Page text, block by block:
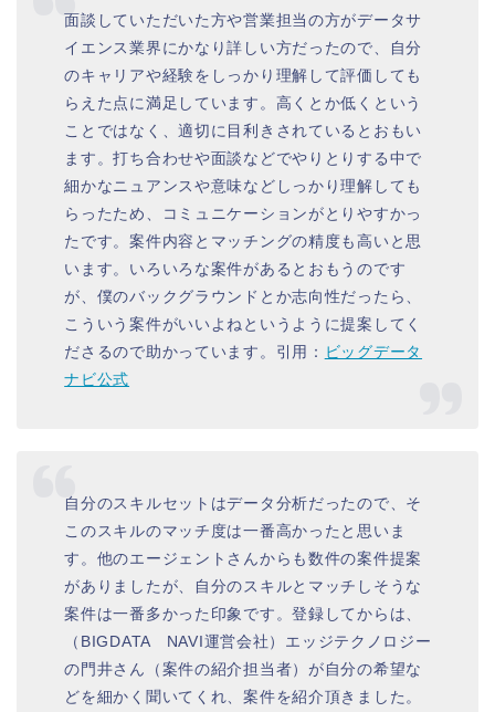
面談していただいた方や営業担当の方がデータサ
イエンス業界にかなり詳しい方だったので、自分
のキャリアや経験をしっかり理解して評価しても
らえた点に満足しています。高くとか低くという
ことではなく、適切に目利きされているとおもい
ます。打ち合わせや面談などでやりとりする中で
細かなニュアンスや意味などしっかり理解しても
らったため、コミュニケーションがとりやすかっ
たです。案件内容とマッチングの精度も高いと思
います。いろいろな案件があるとおもうのです
が、僕のバックグラウンドとか志向性だったら、
こういう案件がいいよねというように提案してく
ださるので助かっています。引用： ビッグデータ
ナビ公式
自分のスキルセットはデータ分析だったので、そ
このスキルのマッチ度は一番高かったと思いま
す。他のエージェントさんからも数件の案件提案
がありましたが、自分のスキルとマッチしそうな
案件は一番多かった印象です。登録してからは、
（BIGDATA NAVI運営会社）エッジテクノロジー
の門井さん（案件の紹介担当者）が自分の希望な
どを細かく聞いてくれ、案件を紹介頂きました。